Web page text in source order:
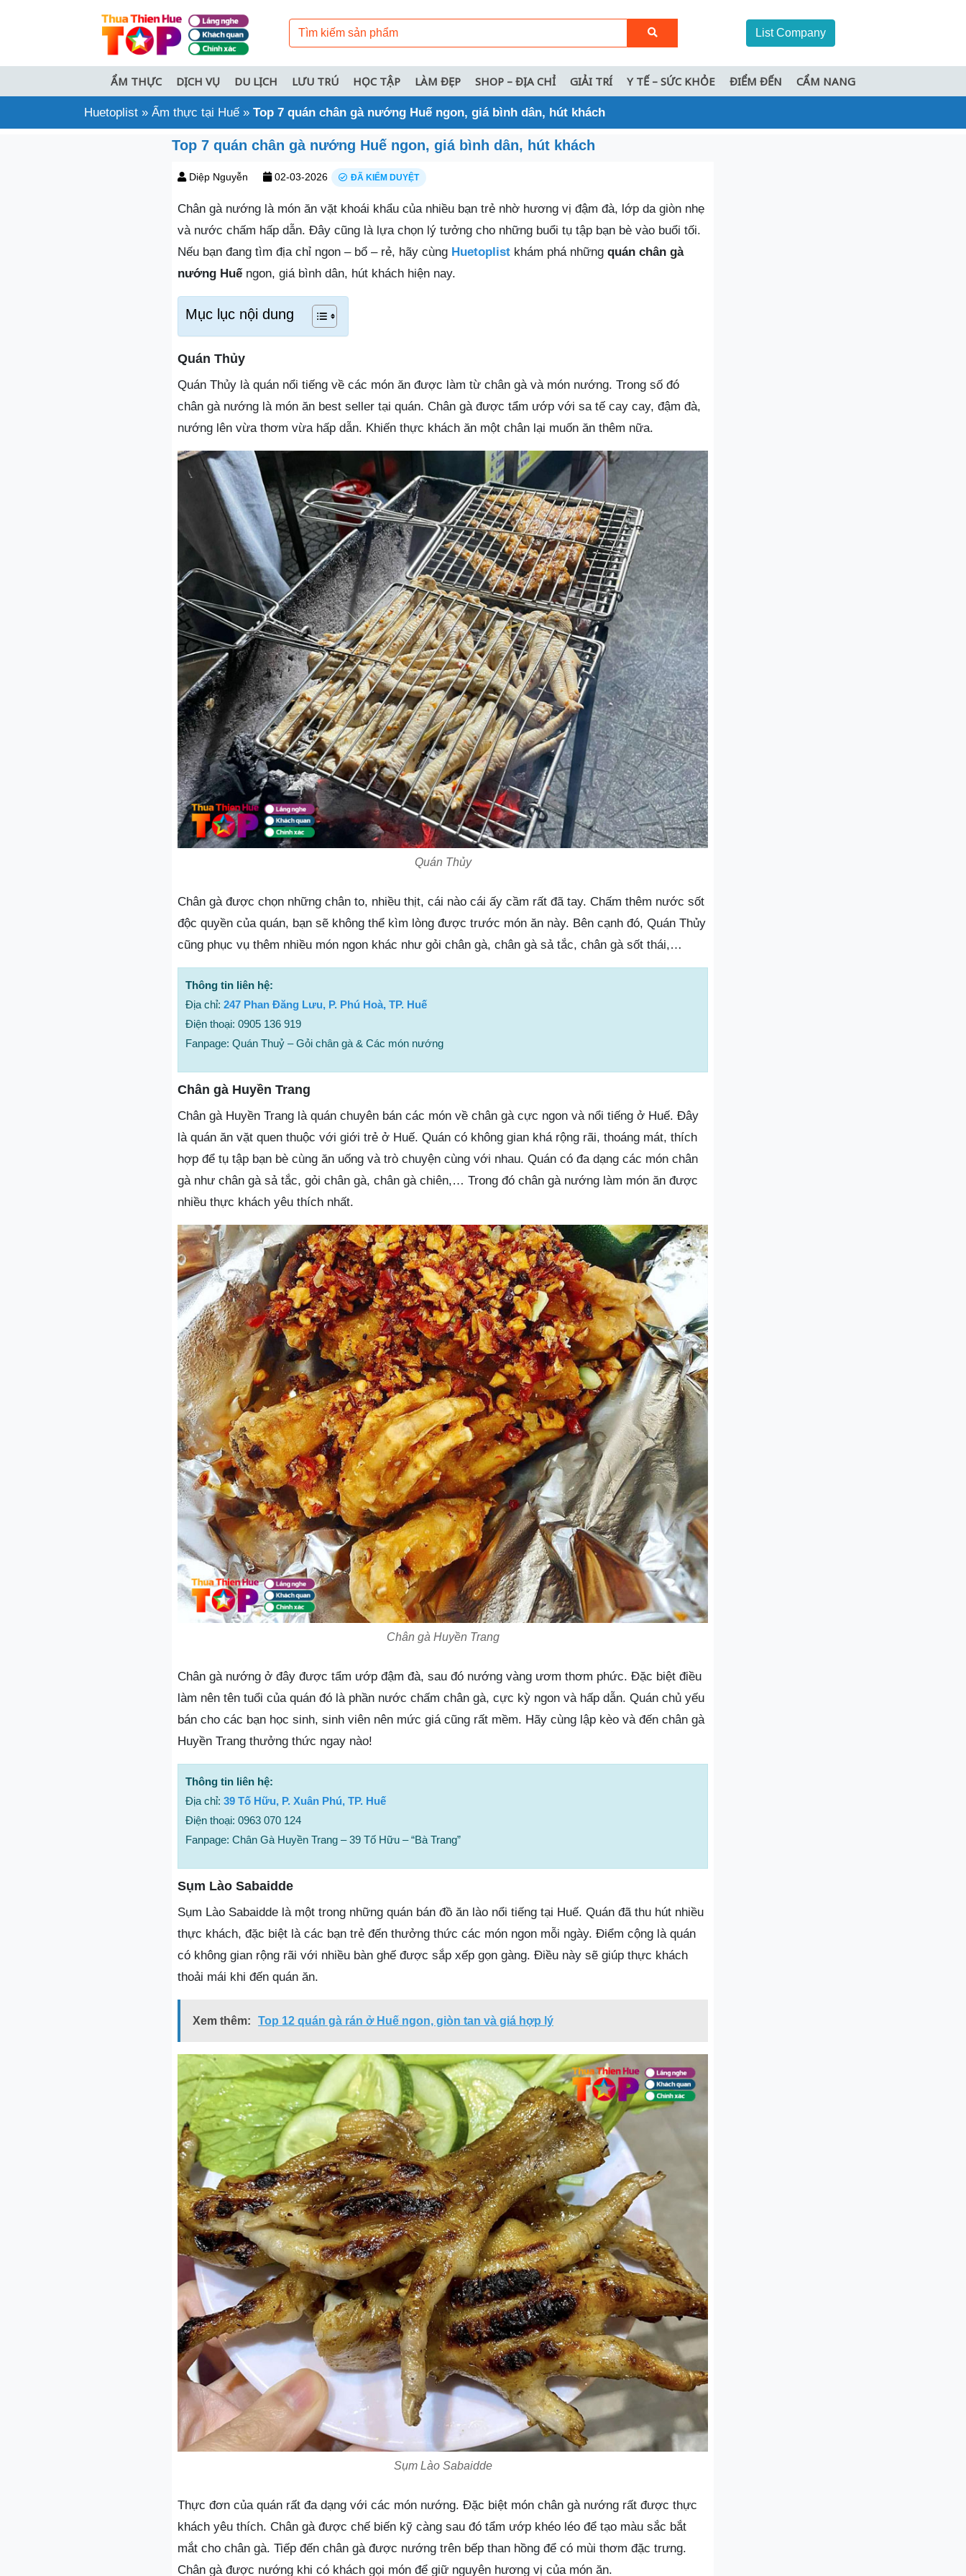
List Company
ẨM THỰC DỊCH VỤ DU LỊCH LƯU TRÚ HỌC TẬP LÀM ĐẸP SHOP – ĐỊA CHỈ GIẢI TRÍ Y TẾ – SỨC KHỎE ĐIỂM ĐẾN CẨM NANG
Huetoplist » Ẩm thực tại Huế » Top 7 quán chân gà nướng Huế ngon, giá bình dân, hút khách
Top 7 quán chân gà nướng Huế ngon, giá bình dân, hút khách
Diệp Nguyễn 02-03-2026 ĐÃ KIỂM DUYỆT
Chân gà nướng là món ăn vặt khoái khẩu của nhiều bạn trẻ nhờ hương vị đậm đà, lớp da giòn nhẹ
và nước chấm hấp dẫn. Đây cũng là lựa chọn lý tưởng cho những buổi tụ tập bạn bè vào buổi tối.
Nếu bạn đang tìm địa chỉ ngon – bổ – rẻ, hãy cùng Huetoplist khám phá những quán chân gà
nướng Huếngon, giá bình dân, hút khách hiện nay.
Mục lục nội dung
Quán Thủy
Quán Thủy là quán nổi tiếng về các món ăn được làm từ chân gà và món nướng. Trong số đó
chân gà nướng là món ăn best seller tại quán. Chân gà được tẩm ướp với sa tế cay cay, đậm đà,
nướng lên vừa thơm vừa hấp dẫn. Khiến thực khách ăn một chân lại muốn ăn thêm nữa.
Quán Thủy
Chân gà được chọn những chân to, nhiều thịt, cái nào cái ấy cầm rất đã tay. Chấm thêm nước sốt
độc quyền của quán, bạn sẽ không thể kìm lòng được trước món ăn này. Bên cạnh đó, Quán Thủy
cũng phục vụ thêm nhiều món ngon khác như gỏi chân gà, chân gà sả tắc, chân gà sốt thái,…
Thông tin liên hệ:
Địa chỉ: 247 Phan Đăng Lưu, P. Phú Hoà, TP. Huế
Điện thoại: 0905 136 919
Fanpage: Quán Thuỷ – Gỏi chân gà & Các món nướng
Chân gà Huyền Trang
Chân gà Huyền Trang là quán chuyên bán các món về chân gà cực ngon và nổi tiếng ở Huế. Đây
là quán ăn vặt quen thuộc với giới trẻ ở Huế. Quán có không gian khá rộng rãi, thoáng mát, thích
hợp để tụ tập bạn bè cùng ăn uống và trò chuyện cùng với nhau. Quán có đa dạng các món chân
gà như chân gà sả tắc, gỏi chân gà, chân gà chiên,… Trong đó chân gà nướng làm món ăn được
nhiều thực khách yêu thích nhất.
Chân gà Huyền Trang
Chân gà nướng ở đây được tẩm ướp đậm đà, sau đó nướng vàng ươm thơm phức. Đặc biệt điều
làm nên tên tuổi của quán đó là phần nước chấm chân gà, cực kỳ ngon và hấp dẫn. Quán chủ yếu
bán cho các bạn học sinh, sinh viên nên mức giá cũng rất mềm. Hãy cùng lập kèo và đến chân gà
Huyền Trang thưởng thức ngay nào!
Thông tin liên hệ:
Địa chỉ: 39 Tố Hữu, P. Xuân Phú, TP. Huế
Điện thoại: 0963 070 124
Fanpage: Chân Gà Huyền Trang – 39 Tố Hữu – “Bà Trang”
Sụm Lào Sabaidde
Sụm Lào Sabaidde là một trong những quán bán đồ ăn lào nổi tiếng tại Huế. Quán đã thu hút nhiều
thực khách, đặc biệt là các bạn trẻ đến thưởng thức các món ngon mỗi ngày. Điểm cộng là quán
có không gian rộng rãi với nhiều bàn ghế được sắp xếp gọn gàng. Điều này sẽ giúp thực khách
thoải mái khi đến quán ăn.
Xem thêm: Top 12 quán gà rán ở Huế ngon, giòn tan và giá hợp lý
Sụm Lào Sabaidde
Thực đơn của quán rất đa dạng với các món nướng. Đặc biệt món chân gà nướng rất được thực
khách yêu thích. Chân gà được chế biến kỹ càng sau đó tẩm ướp khéo léo để tạo màu sắc bắt
mắt cho chân gà. Tiếp đến chân gà được nướng trên bếp than hồng để có mùi thơm đặc trưng.
Chân gà được nướng khi có khách gọi món để giữ nguyên hương vị của món ăn.